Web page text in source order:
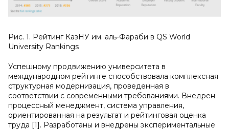
Рис. 1. Рейтинг КазНУ им. аль-Фараби в QS World
University Rankings
Успешному продвижению университета в
международном рейтинге способствовала комплексная
структурная модернизация, проведенная в
соответствии с современными требованиями. Внедрен
процессный менеджмент, система управления,
ориентированная на результат и рейтинговая оценка
труда [1]. Разработаны и внедрены экспериментальные